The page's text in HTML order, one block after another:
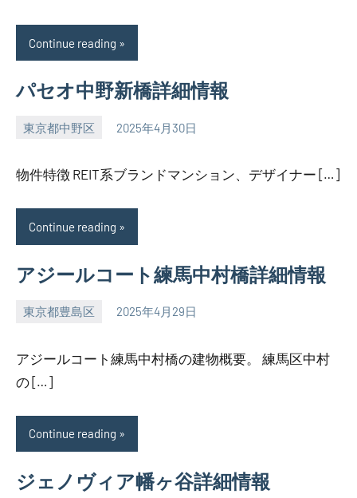
Continue reading
パセオ中野新橋詳細情報
東京都中野区 2025年4月30日
SEZIMO
物件特徴 REIT系ブランドマンション、デザイナー […]
Continue reading
アジールコート練馬中村橋詳細情報
東京都豊島区 2025年4月29日
SEZIMO
アジールコート練馬中村橋の建物概要。 練馬区中村
の […]
Continue reading
ジェノヴィア幡ヶ谷詳細情報